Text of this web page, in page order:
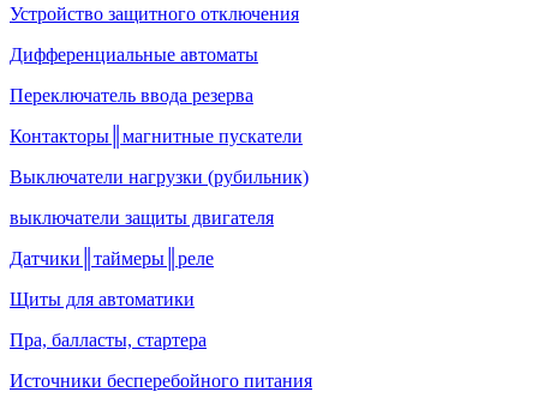
Устройство защитного отключения
Дифференциальные автоматы
Переключатель ввода резерва
Контакторы║магнитные пускатели
Выключатели нагрузки (рубильник)
выключатели защиты двигателя
Датчики║таймеры║реле
Щиты для автоматики
Пра, балласты, стартера
Источники бесперебойного питания